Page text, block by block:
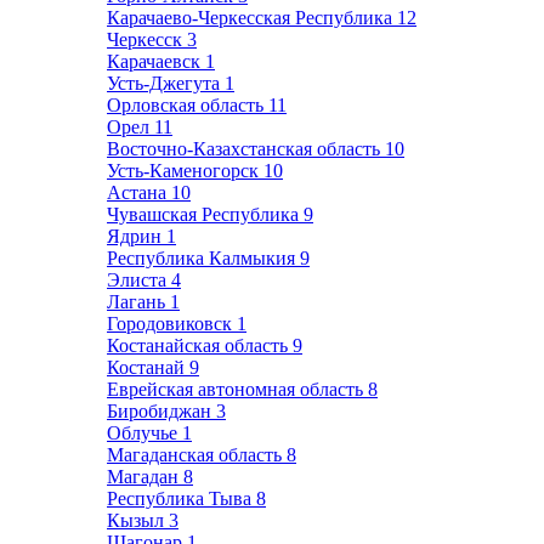
Карачаево-Черкесская Республика 12
Черкесск 3
Карачаевск 1
Усть-Джегута 1
Орловская область 11
Орел 11
Восточно-Казахстанская область 10
Усть-Каменогорск 10
Астана 10
Чувашская Республика 9
Ядрин 1
Республика Калмыкия 9
Элиста 4
Лагань 1
Городовиковск 1
Костанайская область 9
Костанай 9
Еврейская автономная область 8
Биробиджан 3
Облучье 1
Магаданская область 8
Магадан 8
Республика Тыва 8
Кызыл 3